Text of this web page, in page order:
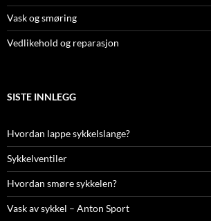
Vask og smøring
Vedlikehold og reparasjon
SISTE INNLEGG
Hvordan lappe sykkelslange?
Sykkelventiler
Hvordan smøre sykkelen?
Vask av sykkel – Anton Sport